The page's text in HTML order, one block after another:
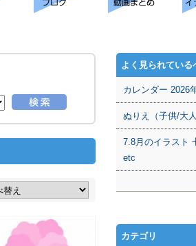
よく見られている
カレンダー 2026
ぬりえ（子供/大
7.8月のイラスト
etc
カテゴリ